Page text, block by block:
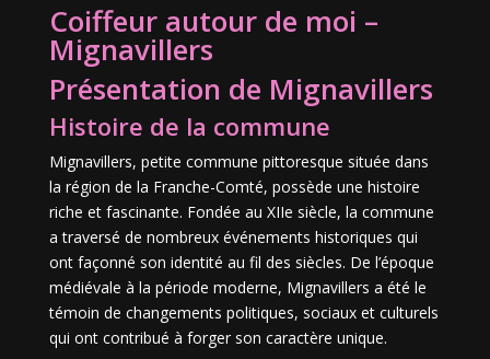
Coiffeur autour de moi –
Mignavillers
Présentation de Mignavillers
Histoire de la commune
Mignavillers, petite commune pittoresque située dans
la région de la Franche-Comté, possède une histoire
riche et fascinante. Fondée au XIIe siècle, la commune
a traversé de nombreux événements historiques qui
ont façonné son identité au fil des siècles. De l’époque
médiévale à la période moderne, Mignavillers a été le
témoin de changements politiques, sociaux et culturels
qui ont contribué à forger son caractère unique.